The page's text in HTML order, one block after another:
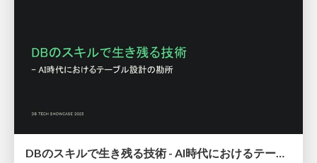
DBのスキルで生き残る技術 - AI時代におけるテーブル設計の勘所